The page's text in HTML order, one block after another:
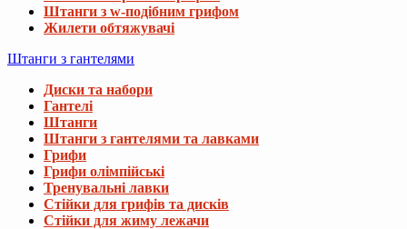
Штанги з w-подібним грифом
Жилети обтяжувачі
Штанги з гантелями
Диски та набори
Гантелі
Штанги
Штанги з гантелями та лавками
Грифи
Грифи олімпійські
Тренувальні лавки
Стійки для грифів та дисків
Стійки для жиму лежачи